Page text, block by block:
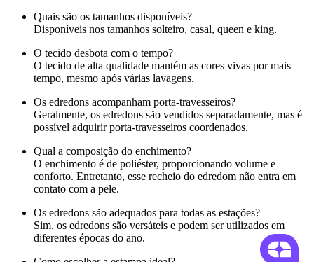
Quais são os tamanhos disponíveis?
Disponíveis nos tamanhos solteiro, casal, queen e king.
O tecido desbota com o tempo?
O tecido de alta qualidade mantém as cores vivas por mais
tempo, mesmo após várias lavagens.
Os edredons acompanham porta-travesseiros?
Geralmente, os edredons são vendidos separadamente, mas é
possível adquirir porta-travesseiros coordenados.
Qual a composição do enchimento?
O enchimento é de poliéster, proporcionando volume e
conforto. Entretanto, esse recheio do edredom não entra em
contato com a pele.
Os edredons são adequados para todas as estações?
Sim, os edredons são versáteis e podem ser utilizados em
diferentes épocas do ano.